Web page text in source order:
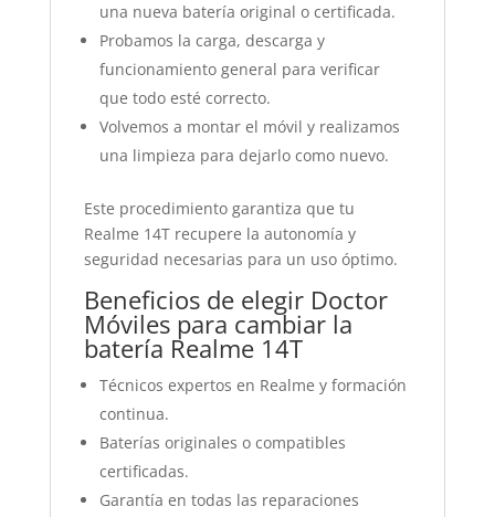
una nueva batería original o certificada.
Probamos la carga, descarga y
funcionamiento general para verificar
que todo esté correcto.
Volvemos a montar el móvil y realizamos
una limpieza para dejarlo como nuevo.
Este procedimiento garantiza que tu
Realme 14T recupere la autonomía y
seguridad necesarias para un uso óptimo.
Beneficios de elegir Doctor
Móviles para cambiar la
batería Realme 14T
Técnicos expertos en Realme y formación
continua.
Baterías originales o compatibles
certificadas.
Garantía en todas las reparaciones